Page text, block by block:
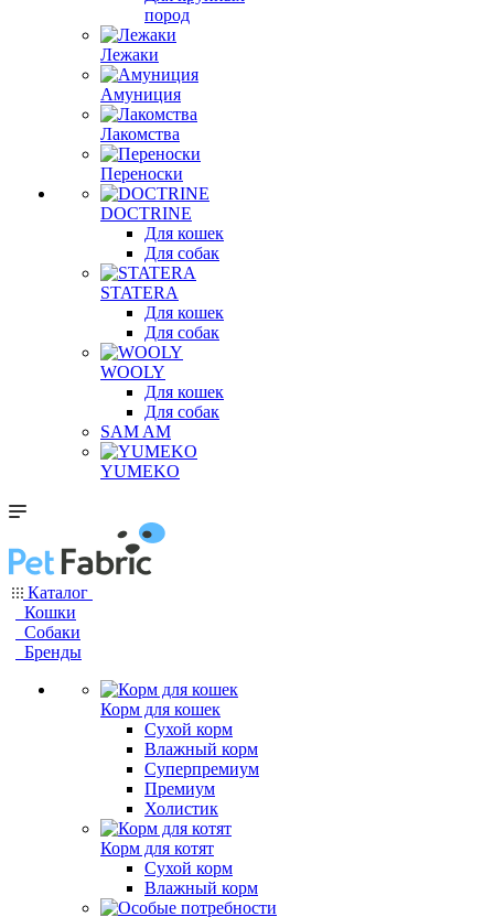
пород
Лежаки
Амуниция
Лакомства
Переноски
DOCTRINE
Для кошек
Для собак
STATERA
Для кошек
Для собак
WOOLY
Для кошек
Для собак
SAM AM
YUMEKO
Каталог
Кошки
Собаки
Бренды
Корм для кошек
Сухой корм
Влажный корм
Суперпремиум
Премиум
Холистик
Корм для котят
Сухой корм
Влажный корм